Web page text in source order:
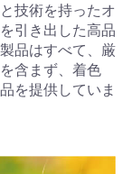
技術を持ったオ
引き出した高品
品はすべて、厳
含まず、着色
を提供していま